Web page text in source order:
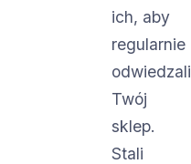
ich, aby
regularnie
odwiedzali
Twój
sklep.
Stali